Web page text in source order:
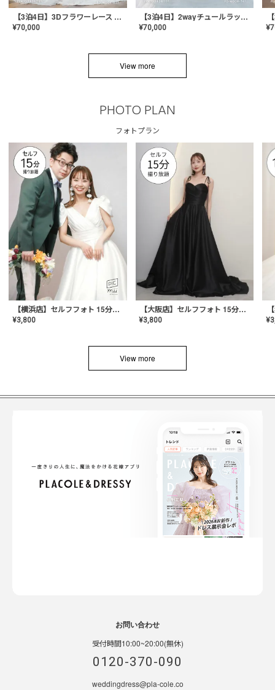
【3泊4日】3Dフラワーレース ドレス〈PD-WDOR-331〉
¥70,000
【3泊4日】2wayチュールラッフルドレス〈PD-WDOR-341RTL〉
¥70,000 ¥
View more
PHOTO PLAN
フォトプラン
【横浜店】セルフフォト 15分撮り放題プラン
¥3,800
【大阪店】セルフフォト 15分撮り放題プラン
¥3,800 ¥
View more
お問い合わせ
受付時間10:00~20:00(無休)
0120-370-090
weddingdress@pla-cole.co